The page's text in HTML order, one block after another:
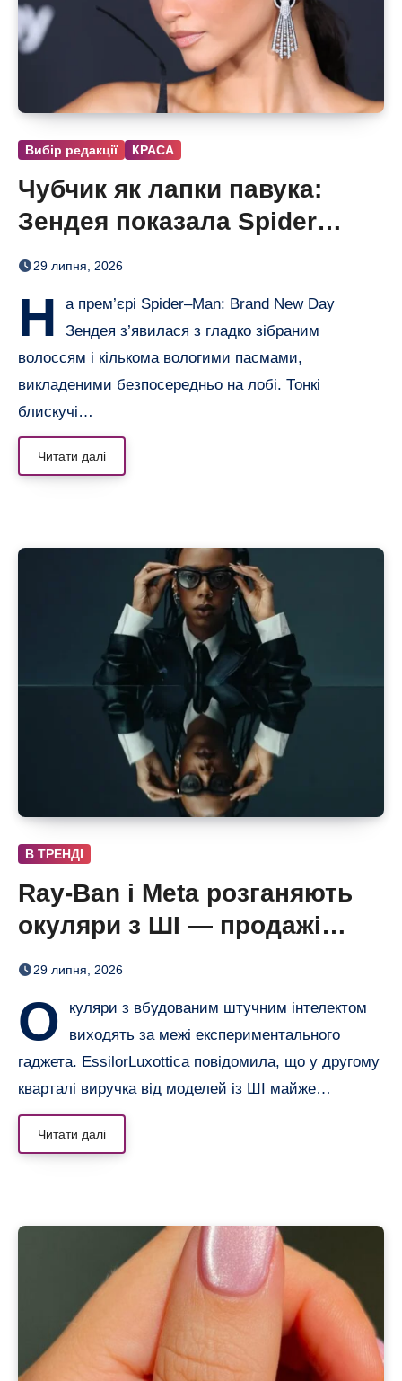
Вибір редакції КРАСА
Чубчик як лапки павука:
Зендея показала Spider
Bangs
29 липня, 2026
Н
а прем’єрі Spider–Man: Brand New Day
Зендея з’явилася з гладко зібраним
волоссям і кількома вологими пасмами,
викладеними безпосередньо на лобі. Тонкі
блискучі…
Читати далі
В ТРЕНДІ
Ray-Ban і Meta розганяють
окуляри з ШІ — продажі
майже подвоїлися
29 липня, 2026
О
куляри з вбудованим штучним інтелектом
виходять за межі експериментального
гаджета. EssilorLuxottica повідомила, що у другому
кварталі виручка від моделей із ШІ майже…
Читати далі